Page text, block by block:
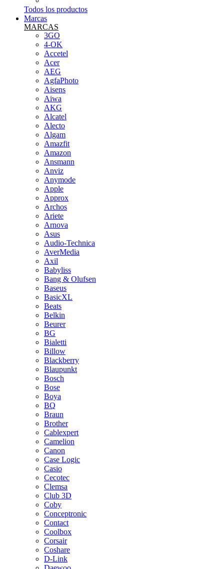
Todos los productos
Marcas
MARCAS
3GO
4-OK
Accetel
Acer
AEG
AgfaPhoto
Aisens
Aiwa
AKG
Alcatel
Alecto
Algam
Amazfit
Amazon
Ansmann
Anviz
Anymode
Apple
Approx
Archos
Ariete
Arnova
Asus
Audio-Technica
AverMedia
Axil
Babyliss
Bang & Olufsen
Baseus
BasicXL
Beats
Belkin
Beurer
BG
Bialetti
Billow
Blackberry
Blaupunkt
Bosch
Bose
Boya
BQ
Braun
Brother
Cablexpert
Camelion
Canon
Case Logic
Casio
Cecotec
Clemsa
Club 3D
Coby
Conceptronic
Contact
Coolbox
Corsair
Coshare
D-Link